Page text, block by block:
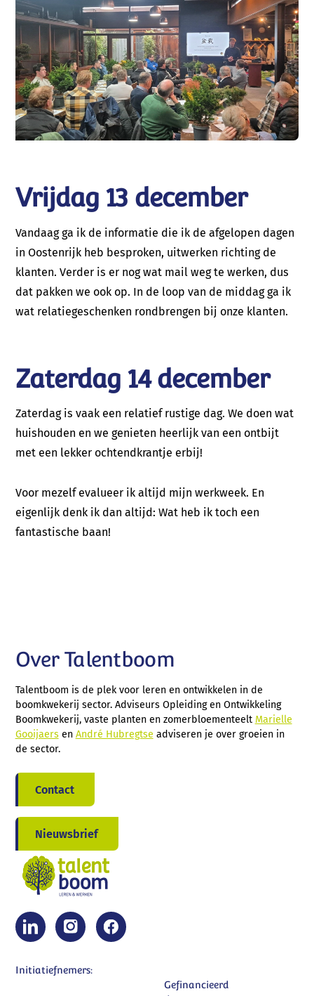
Vrijdag 13 december
Vandaag ga ik de informatie die ik de afgelopen dagen
in Oostenrijk heb besproken, uitwerken richting de
klanten. Verder is er nog wat mail weg te werken, dus
dat pakken we ook op. In de loop van de middag ga ik
wat relatiegeschenken rondbrengen bij onze klanten.
Zaterdag 14 december
Zaterdag is vaak een relatief rustige dag. We doen wat
huishouden en we genieten heerlijk van een ontbijt
met een lekker ochtendkrantje erbij!
Voor mezelf evalueer ik altijd mijn werkweek. En
eigenlijk denk ik dan altijd: Wat heb ik toch een
fantastische baan!
Over Talentboom
Talentboom is de plek voor leren en ontwikkelen in de
boomkwekerij sector. Adviseurs Opleiding en Ontwikkeling
Boomkwekerij, vaste planten en zomerbloementeelt Marielle
Gooijaersen André Hubregtse adviseren je over groeien in
de sector.
Contact
Nieuwsbrief
Initiatiefnemers:
Gefinancieerd